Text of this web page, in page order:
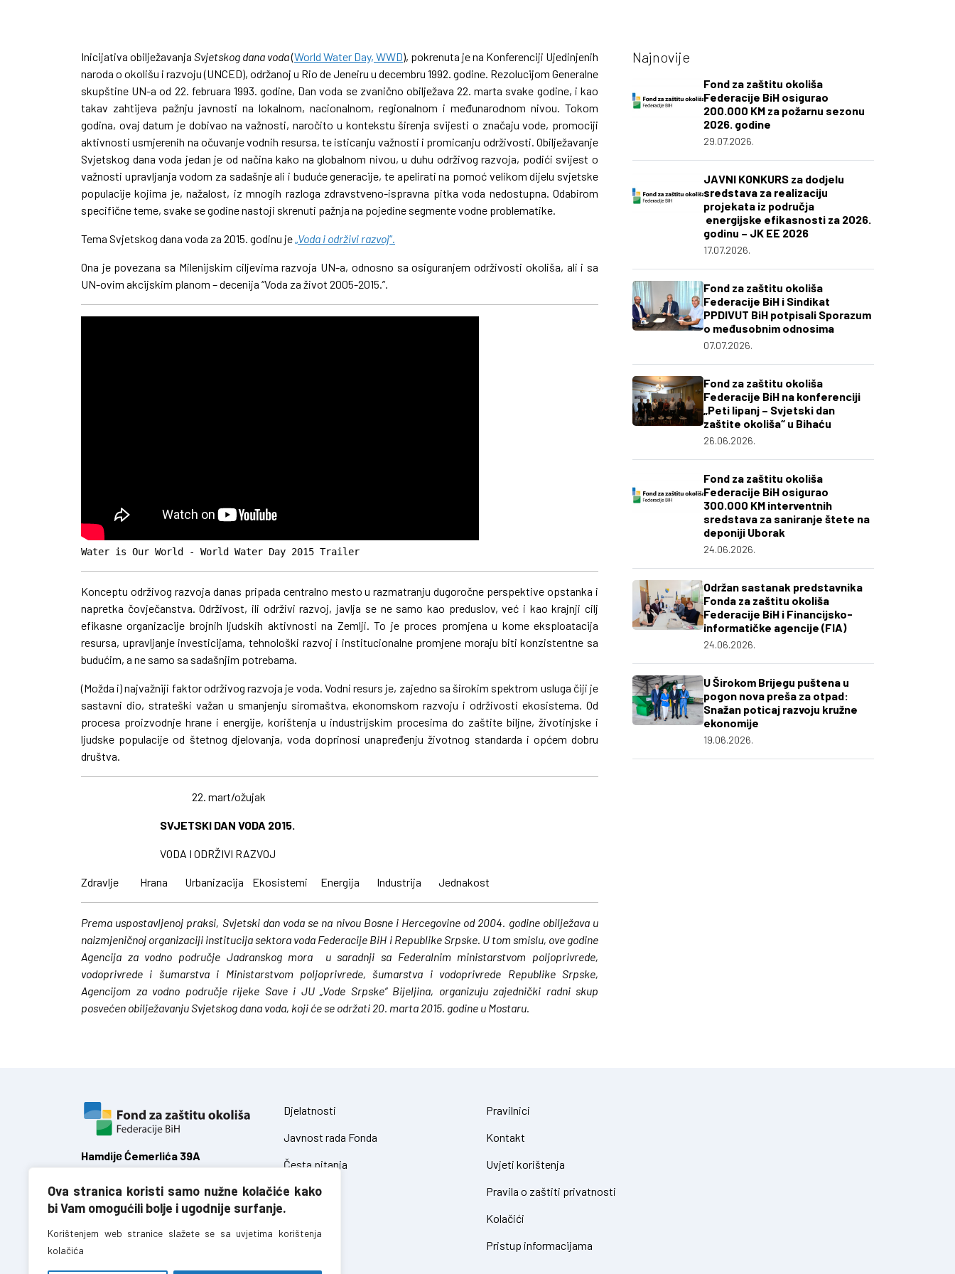
Ova stranica koristi samo nužne kolačiće kako
bi Vam omogućili bolje i ugodnije surfanje.
Korištenjem web stranice slažete se sa uvjetima korištenja
kolačića
Inicijativa obilježavanja Svjetskog dana voda(World Water Day, WWD), pokrenuta je na Konferenciji Ujedinjenih
naroda o okolišu i razvoju (UNCED), održanoj u Rio de Jeneiru u decembru 1992. godine. Rezolucijom Generalne
skupštine UN-a od 22. februara 1993. godine, Dan voda se zvanično obilježava 22. marta svake godine, i kao
takav zahtijeva pažnju javnosti na lokalnom, nacionalnom, regionalnom i međunarodnom nivou. Tokom
godina, ovaj datum je dobivao na važnosti, naročito u kontekstu širenja svijesti o značaju vode, promociji
aktivnosti usmjerenih na očuvanje vodnih resursa, te isticanju važnosti i promicanju održivosti. Obilježavanje
Svjetskog dana voda jedan je od načina kako na globalnom nivou, u duhu održivog razvoja, podići svijest o
važnosti upravljanja vodom za sadašnje ali i buduće generacije, te apelirati na pomoć velikom dijelu svjetske
populacije kojima je, nažalost, iz mnogih razloga zdravstveno-ispravna pitka voda nedostupna. Odabirom
specifične teme, svake se godine nastoji skrenuti pažnja na pojedine segmente vodne problematike.
Tema Svjetskog dana voda za 2015. godinu je„Voda i održivi razvoj“.
Ona je povezana sa Milenijskim ciljevima razvoja UN-a, odnosno sa osiguranjem održivosti okoliša, ali i sa
UN-ovim akcijskim planom – decenija “Voda za život 2005-2015.”.
Water is Our World - World Water Day 2015 Trailer
Konceptu održivog razvoja danas pripada centralno mesto u razmatranju dugoročne perspektive opstanka i
napretka čovječanstva. Održivost, ili održivi razvoj, javlja se ne samo kao preduslov, već i kao krajnji cilj
efikasne organizacije brojnih ljudskih aktivnosti na Zemlji. To je proces promjena u kome eksploatacija
resursa, upravljanje investicijama, tehnološki razvoj i institucionalne promjene moraju biti konzistentne sa
budućim, a ne samo sa sadašnjim potrebama.
(Možda i) najvažniji faktor održivog razvoja je voda. Vodni resurs je, zajedno sa širokim spektrom usluga čiji je
sastavni dio, strateški važan u smanjenju siromaštva, ekonomskom razvoju i održivosti ekosistema. Od
procesa proizvodnje hrane i energije, korištenja u industrijskim procesima do zaštite biljne, životinjske i
ljudske populacije od štetnog djelovanja, voda doprinosi unapređenju životnog standarda i općem dobru
društva.
22. mart/ožujak
SVJETSKI DAN VODA 2015.
VODA I ODRŽIVI RAZVOJ
Zdravlje Hrana Urbanizacija Ekosistemi Energija Industrija Jednakost
Prema uspostavljenoj praksi, Svjetski dan voda se na nivou Bosne i Hercegovine od 2004. godine obilježava u
naizmjeničnoj organizaciji institucija sektora voda Federacije BiH i Republike Srpske. U tom smislu, ove godine
Agencija za vodno područje Jadranskog mora u saradnji sa Federalnim ministarstvom poljoprivrede,
vodoprivrede i šumarstva i Ministarstvom poljoprivrede, šumarstva i vodoprivrede Republike Srpske,
Agencijom za vodno područje rijeke Save i JU „Vode Srpske“ Bijeljina, organizuju zajednički radni skup
posvećen obilježavanju Svjetskog dana voda, koji će se održati 20. marta 2015. godine u Mostaru.
Najnovije
Fond za zaštitu okoliša
Federacije BiH osigurao
200.000 KM za požarnu sezonu
2026. godine
29.07.2026.
JAVNI KONKURS za dodjelu
sredstava za realizaciju
projekata iz područja
energijske efikasnosti za 2026.
godinu – JK EE 2026
17.07.2026.
Fond za zaštitu okoliša
Federacije BiH i Sindikat
PPDIVUT BiH potpisali Sporazum
o međusobnim odnosima
07.07.2026.
Fond za zaštitu okoliša
Federacije BiH na konferenciji
„Peti lipanj – Svjetski dan
zaštite okoliša“ u Bihaću
26.06.2026.
Fond za zaštitu okoliša
Federacije BiH osigurao
300.000 KM interventnih
sredstava za saniranje štete na
deponiji Uborak
24.06.2026.
Održan sastanak predstavnika
Fonda za zaštitu okoliša
Federacije BiH i Financijsko-
informatičke agencije (FIA)
24.06.2026.
U Širokom Brijegu puštena u
pogon nova preša za otpad:
Snažan poticaj razvoju kružne
ekonomije
19.06.2026.
Hamdiје Ćemerlića 39A
Federacija Bosne i Hercegovine
F:+387 (0)33 723 688
info@fzofbih.org.ba
Djelatnosti
Javnost rada Fonda
Česta pitanja
Zakoni
Pravilnici
Kontakt
Uvjeti korištenja
Pravila o zaštiti privatnosti
Kolačići
Pristup informacijama